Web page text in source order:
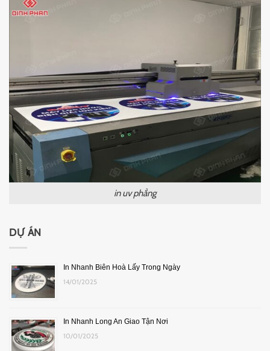
in uv phẳng
DỰ ÁN
In Nhanh Biên Hoà Lấy Trong Ngày
14/01/2025
In Nhanh Long An Giao Tận Nơi
10/01/2025